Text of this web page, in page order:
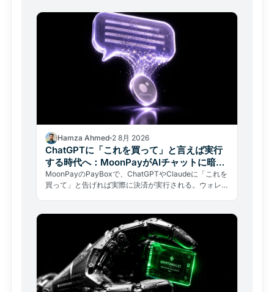
Hamza Ahmed 2 8月 2026
ChatGPTに「これを買って」と言えば実行
する時代へ：MoonPayがAIチャットに暗号
資産決済を統合
MoonPayのPayBoxで、ChatGPTやClaudeに「これを
買って」と告げれば実際に決済が実行される。ウォレッ